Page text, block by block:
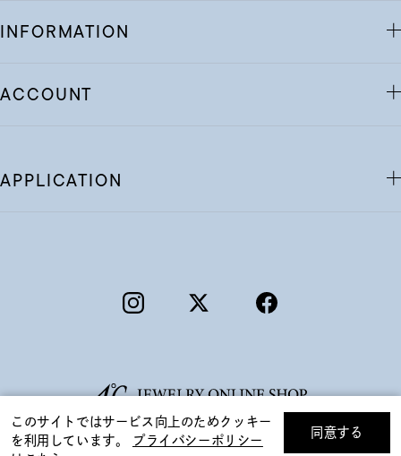
INFORMATION
ACCOUNT
APPLICATION
このサイトではサービス向上のためクッキー
を利用しています。
プライバシーポリシー
同意する